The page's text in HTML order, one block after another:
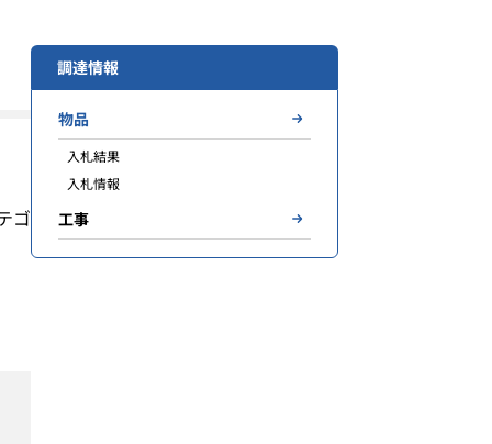
ゴ
調達情報
物品
入札結果
入札情報
工事